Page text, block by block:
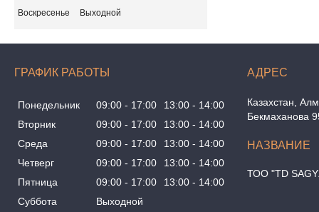
Воскресенье
Выходной
ГРАФИК РАБОТЫ
Понедельник 09:00 17:00 13:00
14:00
Вторник
09:00 17:00 13:00
14:00
Среда
09:00 17:00 13:00
14:00
Четверг
09:00 17:00 13:00
14:00
Пятница
09:00 17:00 13:00
14:00
Суббота
Выходной
Казахстан
Бекмаханова
ТОО "TD